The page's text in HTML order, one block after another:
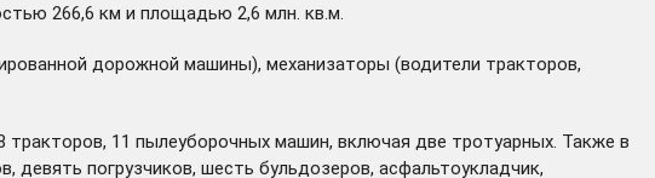
266,6 км и площадью 2,6 млн. кв.м.
дорожной машины), механизаторы (водители тракторов,
11 пылеуборочных машин, включая две тротуарных. Также в
девять погрузчиков, шесть бульдозеров, асфальтоукладчик,